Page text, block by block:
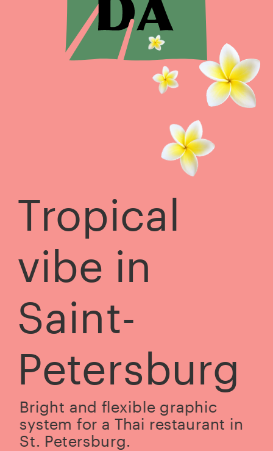
Tropical
vibe in
Saint-
Petersburg
Bright and flexible graphic
system for a Thai restaurant in
St. Petersburg.